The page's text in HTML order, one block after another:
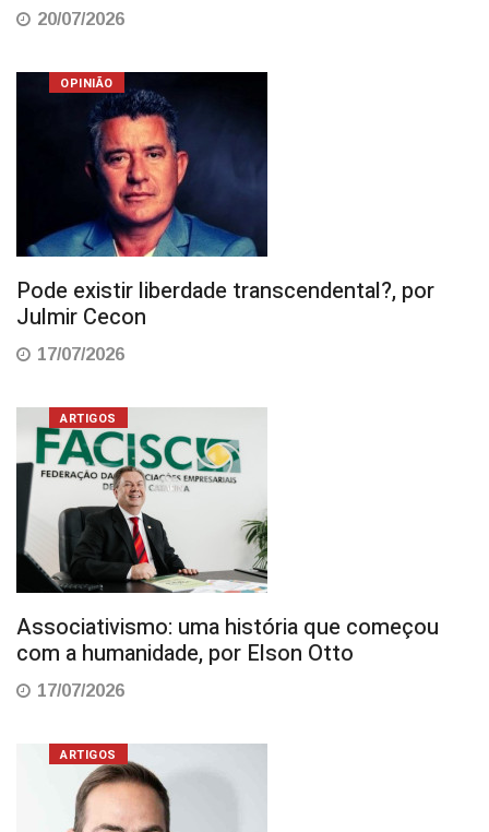
20/07/2026
OPINIÃO
Pode existir liberdade transcendental?, por
Julmir Cecon
17/07/2026
ARTIGOS
Associativismo: uma história que começou
com a humanidade, por Elson Otto
17/07/2026
ARTIGOS